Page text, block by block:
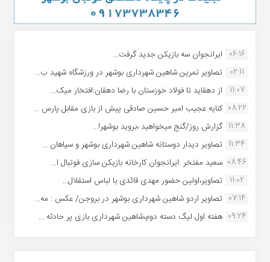
06:16 ایرانجوان سه بازیکن جدید گرفت...
02:11
تصاویر تمرین شاهین شهردارى بوشهر در ورزشگاه شهید ب...
11:07
از دهقاید تا فولاد خوزستان با رضا دهقان:افتخار میک...
08:22 کنایه عجیب امیر حسین صادقی پیش از بازی مقابل پارس ...
11:38 گزارش روز/گنج میخواهید ،بروید بوشهر!...
11:34 تصاویر دیدار دوستانه شاهین شهردارى بوشهر و سپاهان ...
08:46 سعید مفتخر :ایرانجوان کارخانه بازیکن سازی فوتبال ا...
11:02
تصاویر،اولین حضور مهدی قائدی با لباس استقلال...
07:14 تصاویر اردو شاهین شهرداری بوشهر در بروجن/ عکس : مه...
09:24 هفته اول لیگ دسته دوم،شاهین شهرداری بازی پر حادثه ...